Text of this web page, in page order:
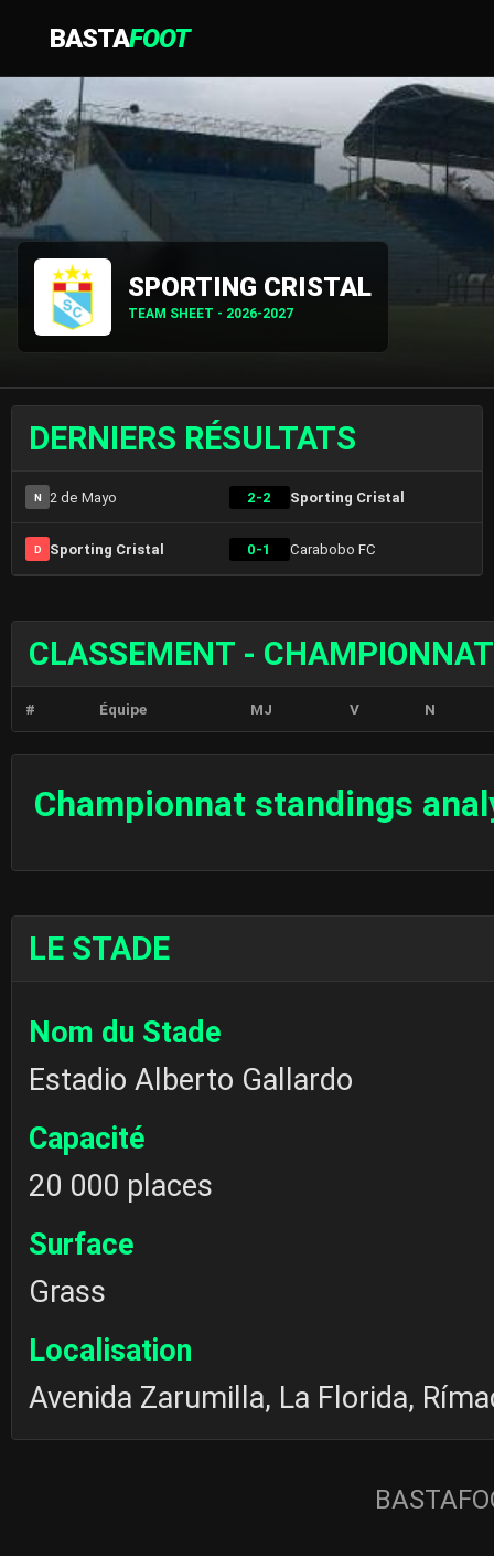
BASTAFOOT
SPORTING CRISTAL
TEAM SHEET - 2026-2027
DERNIERS RÉSULTATS
N 2 de Mayo 2-2 Sporting Cristal
D Sporting Cristal 0-1 Carabobo FC
CLASSEMENT - CHAMPIONNAT
# Équipe MJ V N
Championnat standings
LE STADE
Nom du Stade
Estadio Alberto Gallardo
Capacité
20 000 places
Surface
Grass
Localisation
Avenida Zarumilla, La Florida,